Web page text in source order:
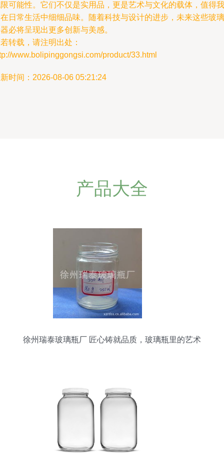
可能性。它们不仅是实用品，更是艺术与文化的载体，值得我
日常生活中细细品味。随着科技与设计的进步，未来这些玻璃
必将呈现出更多创新与美感。
转载，请注明出处：
www.bolipinggongsi.com/product/33.html
时间：2026-08-06 05:21:24
产品大全
徐州瑞泰玻璃瓶厂 匠心铸就品质，玻璃瓶里的艺术